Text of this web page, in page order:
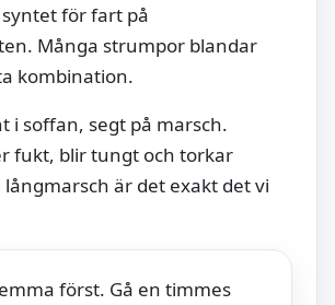
för fart på
Många strumpor blandar
kombination.
i soffan, segt på marsch.
fukt, blir tungt och torkar
långmarsch är det exakt det vi
först. Gå en timmes